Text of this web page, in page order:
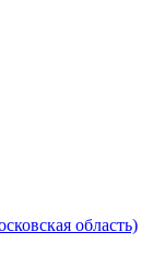
область)